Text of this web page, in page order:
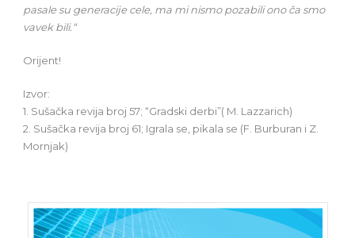
pasale su generacije cele, ma mi nismo pozabili ono ča smo
vavek bili.“
Orijent!
Izvor:
1. Sušačka revija broj 57; “Gradski derbi”( M. Lazzarich)
2. Sušačka revija broj 61; Igrala se, pikala se (F. Burburan i Z.
Mornjak)